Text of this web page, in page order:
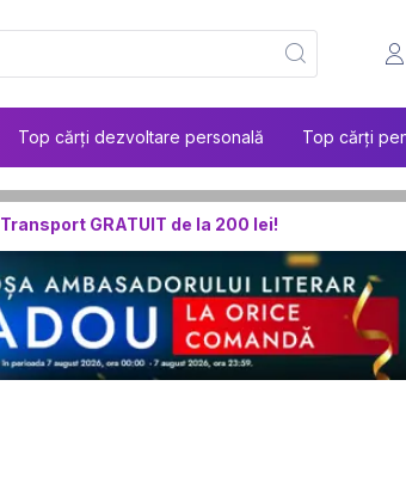
Top cărți dezvoltare personală Top cărți
Transport GRATUIT de la 200 lei!